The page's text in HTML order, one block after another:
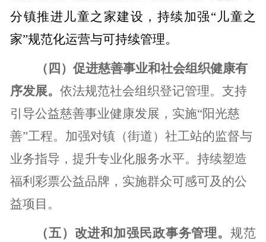
分镇推进儿童之家建设，持续加强“儿童之
家”规范化运营与可持续管理。
（四）促进慈善事业和社会组织健康有
序发展。 依法规范社会组织登记管理。支持
引导公益慈善事业健康发展，实施“阳光慈
善”工程。加强对镇（街道）社工站的监督与
业务指导，提升专业化服务水平。 持续塑造
福利彩票公益品牌，实施群众可感可及的公
益项目。
（五）改进和加强民政事务管理。规范